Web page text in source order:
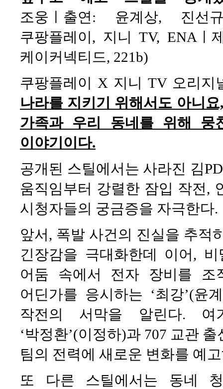
조웅ㅣ출연: 윤계상, 진선
쿠팡플레이, 지니 TV, ENAㅣ
케이커넥티드, 221b)
쿠팡플레이 X 지니 TV 오리
나라를 지키기 위해서도 아니
가족과 우리 동네를 위해 뭉
이야기이다.
공개된 스틸에서는 사라진 김
움직임부터 강렬한 잠입 작전,
시청자들의 궁금증을 자극한다.
앞서, 폭발 사건의 진실을 추적
긴장감을 극대화한데 이어,
어둠 속에서 전자 장비를
어딘가를 응시하는 ‘최강’(
작전의 서막을 알린다.
‘박정환’(이정하)과 707 교관
팀의 전력에 새로운 변화를 예
또 다른 스틸에서는 동네 청